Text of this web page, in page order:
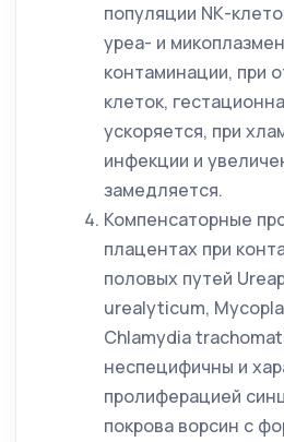
популяции NК-
уреа- и
контаминации, при
клеток,
ускоряется, при
инфекции и
замедляется.
Компенсаторные
плацентах при
половых путей
urealyticum,
Chlamydia
неспецифичны и
пролиферацией
покрова ворсин с